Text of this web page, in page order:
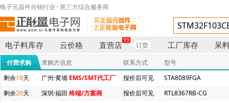
电子元器件分销行业 · 第三方综合服务商
电子料库存 云价格 直营店
99
订货 工厂库存 呆
付费求购 求购方信息 联系方式
型号
剩余18天 广州·黄埔 EMS/SMT代工厂 报价后可见
STA8089FGA
剩余20天 深圳·福田 终端/方案商 报价后可见
RTL8367RB-CG